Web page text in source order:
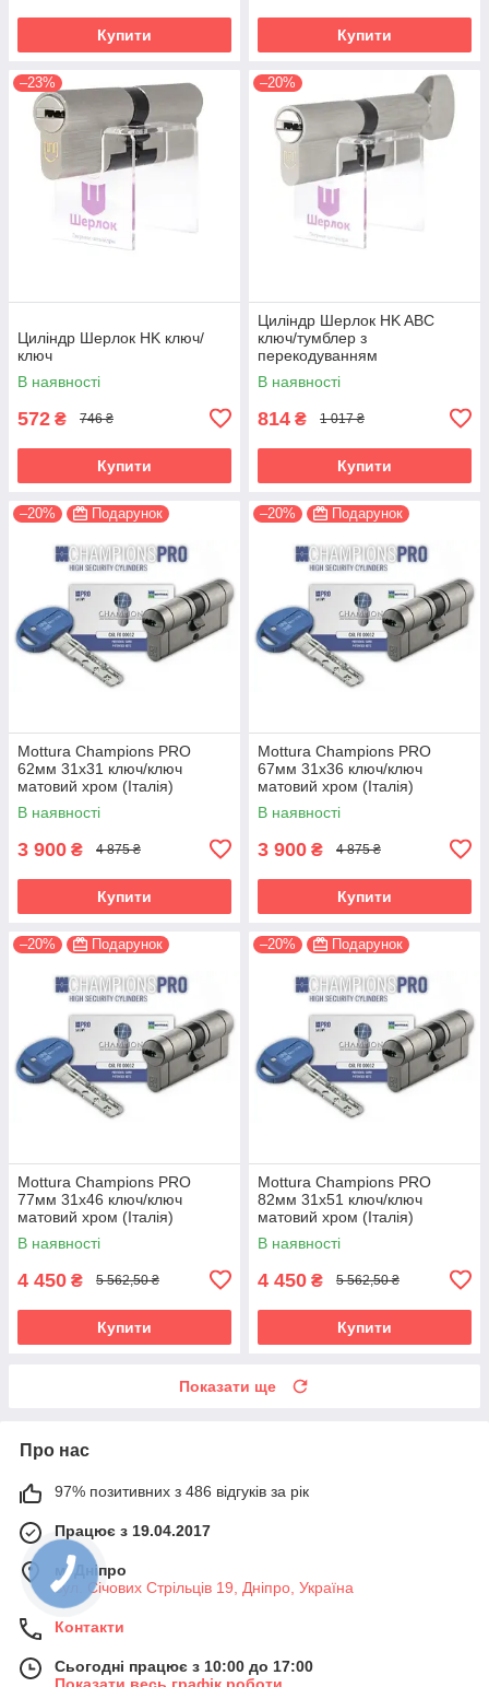
Купити Купити
–23%
Циліндр Шерлок HK ключ/
ключ
В наявності
572 ₴ 746 ₴
Купити
–20%
Циліндр Шерлок HK ABC
ключ/тумблер з
перекодуванням
В наявності
814 ₴ 1 017 ₴
Купити
–20% Подарунок
Mottura Champions PRO
62мм 31х31 ключ/ключ
матовий хром (Італія)
В наявності
3 900 ₴ 4 875 ₴
Купити
–20% Подарунок
Mottura Champions PRO
67мм 31х36 ключ/ключ
матовий хром (Італія)
В наявності
3 900 ₴ 4 875 ₴
Купити
–20% Подарунок
Mottura Champions PRO
77мм 31х46 ключ/ключ
матовий хром (Італія)
В наявності
4 450 ₴ 5 562,50 ₴
Купити
–20% Подарунок
Mottura Champions PRO
82мм 31х51 ключ/ключ
матовий хром (Італія)
В наявності
4 450 ₴ 5 562,50 ₴
Купити
Показати ще
Про нас
97% позитивних з 486 відгуків за рік
Працює з 19.04.2017
м. Дніпро
вул. Січових Стрільців 19, Дніпро, Україна
Контакти
Сьогодні працює з 10:00 до 17:00
Показати весь графік роботи